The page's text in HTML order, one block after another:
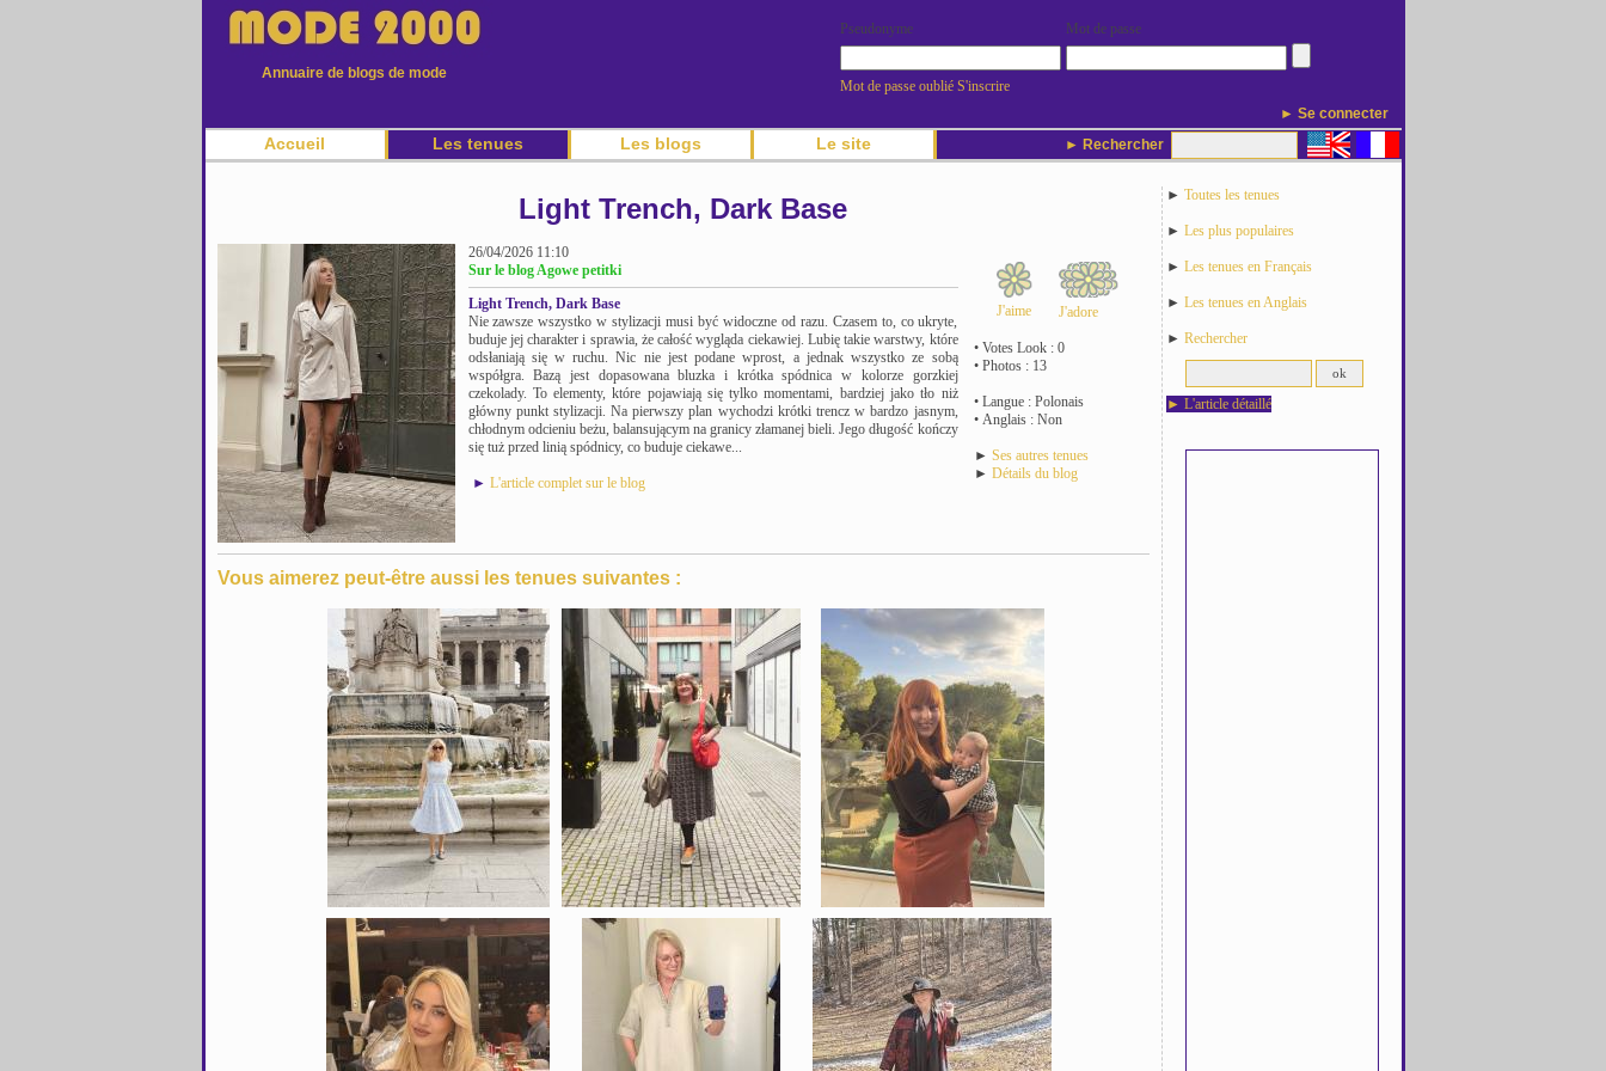
Annuaire de blogs de mode
Pseudonyme Mot de passe
Mot de passe oublié S'inscrire
► Se connecter
► Rechercher
Accueil Les tenues Les blogs Le site
Light Trench, Dark Base
26/04/2026 11:10
Sur le blog Agowe petitki
Light Trench, Dark Base
Nie zawsze wszystko w stylizacji musi być widoczne od razu. Czasem to, co ukryte,
buduje jej charakter i sprawia, że całość wygląda ciekawiej. Lubię takie warstwy, które
odsłaniają się w ruchu. Nic nie jest podane wprost, a jednak wszystko ze sobą
współgra. Bazą jest dopasowana bluzka i krótka spódnica w kolorze gorzkiej
czekolady. To elementy, które pojawiają się tylko momentami, bardziej jako tło niż
główny punkt stylizacji. Na pierwszy plan wychodzi krótki trencz w bardzo jasnym,
chłodnym odcieniu beżu, balansującym na granicy złamanej bieli. Jego długość kończy
się tuż przed linią spódnicy, co buduje ciekawe...
► L'article complet sur le blog
J'aime J'adore
• Votes Look : 0
• Photos : 13
• Langue : Polonais
• Anglais : Non
► Ses autres tenues
► Détails du blog
Vous aimerez peut-être aussi les tenues suivantes :
► Toutes les tenues
► Les plus populaires
► Les tenues en Français
► Les tenues en Anglais
► Rechercher
► L'article détaillé